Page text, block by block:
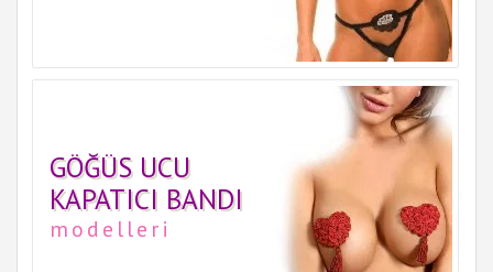
GÖĞÜS UCU
KAPATICI BANDI
modelleri